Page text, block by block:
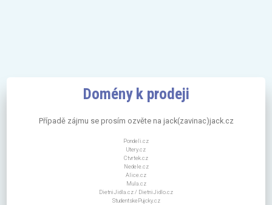
Domény k prodeji
Případě zájmu se prosím ozvěte na jack(zavinac)jack.cz
Pondeli.cz
Utery.cz
Ctvrtek.cz
Nedele.cz
Alice.cz
Mula.cz
DietniJidla.cz / DietniJidlo.cz
StudentskePujcky.cz